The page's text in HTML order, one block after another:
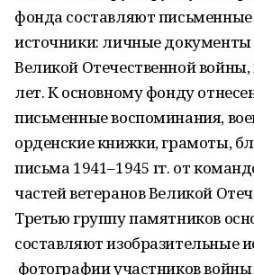
фонда составляют письменные
источники: личные документы
Великой Отечественной
лет. К основному фонду
письменные воспоминания,
орденские книжки, грамоты,
письма 1941–1945 гг. от
частей ветеранов Великой
Третью группу памятников
составляют изобразительные
фотографии участников войны